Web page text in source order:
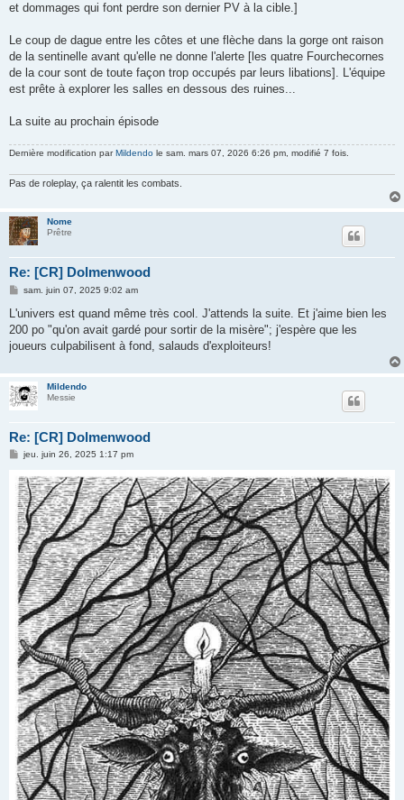
et dommages qui font perdre son dernier PV à la cible.]
Le coup de dague entre les côtes et une flèche dans la gorge ont raison
de la sentinelle avant qu'elle ne donne l'alerte [les quatre Fourchecornes
de la cour sont de toute façon trop occupés par leurs libations]. L'équipe
est prête à explorer les salles en dessous des ruines...
La suite au prochain épisode
Dernière modification parMildendo le sam. mars 07, 2026 6:26 pm, modifié 7 fois.
Pas de roleplay, ça ralentit les combats.
Nome
Prêtre
Re: [CR] Dolmenwood
M
s
a
g
sam. juin 07, 2025 9:02 am
L'univers est quand même très cool. J'attends la suite. Et j'aime bien les
200 po "qu'on avait gardé pour sortir de la misère"; j'espère que les
joueurs culpabilisent à fond, salauds d'exploiteurs!
Mildendo
Messie
Re: [CR] Dolmenwood
M
s
s
a
g
e
jeu. juin 26, 2025 1:17 pm